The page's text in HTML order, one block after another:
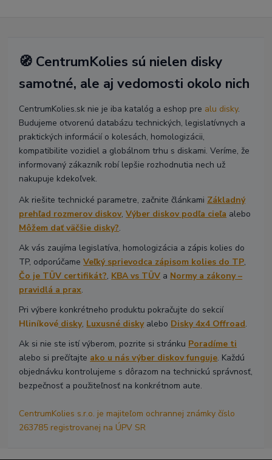
🧭 CentrumKolies sú nielen disky
samotné, ale aj vedomosti okolo nich
CentrumKolies.sk nie je iba katalóg a eshop pre alu disky.
Budujeme otvorenú databázu technických, legislatívnych a
praktických informácií o kolesách, homologizácii,
kompatibilite vozidiel a globálnom trhu s diskami. Veríme, že
informovaný zákazník robí lepšie rozhodnutia nech už
nakupuje kdekoľvek.
Ak riešite technické parametre, začnite článkami Základný
prehľad rozmerov diskov,Výber diskov podľa cieľa alebo
Môžem dať väčšie disky?.
Ak vás zaujíma legislatíva, homologizácia a zápis kolies do
TP, odporúčameVeľký sprievodca zápisom kolies do TP,
Čo je TÜV certifikát?, KBA vs TÜV a Normy a zákony –
pravidlá a prax.
Pri výbere konkrétneho produktu pokračujte do sekcií
Hliníkové disky, Luxusné diskyalebo Disky 4x4 Offroad.
Ak si nie ste istí výberom, pozrite si stránku Poradíme ti
alebo si prečítajte ako u nás výber diskov funguje. Každú
objednávku kontrolujeme s dôrazom na technickú správnosť,
bezpečnosť a použiteľnosť na konkrétnom aute.
CentrumKolies s.r.o. je majiteľom ochrannej známky číslo
263785 registrovanej na ÚPV SR